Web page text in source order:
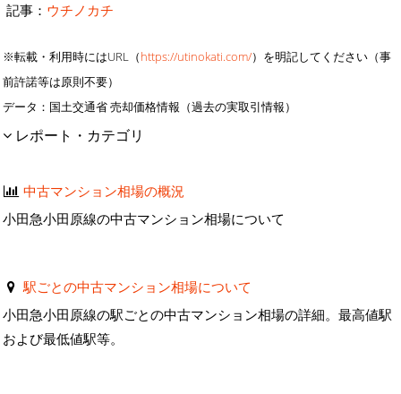
記事： ウチノカチ
※転載・利用時にはURL（https://utinokati.com/）を明記してください（事
前許諾等は原則不要）
データ：国土交通省 売却価格情報（過去の実取引情報）
レポート・カテゴリ
中古マンション相場の概況
小田急小田原線の中古マンション相場について
駅ごとの中古マンション相場について
小田急小田原線の駅ごとの中古マンション相場の詳細。最高値駅
および最低値駅等。